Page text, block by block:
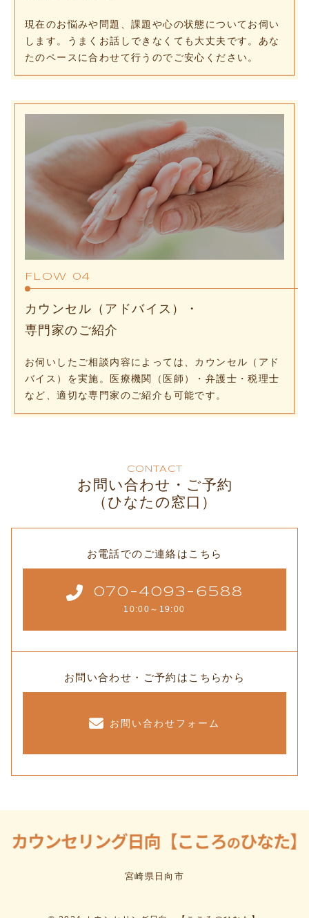
現在のお悩みや問題、課題や心の状態についてお伺い
します。うまくお話しできなくても大丈夫です。あな
たのペースに合わせて行うのでご安心ください。
FLOW 04
カウンセル（アドバイス）・
専門家のご紹介
お伺いしたご相談内容によっては、カウンセル（アド
バイス）を実施。医療機関（医師）・弁護士・税理士
など、適切な専門家のご紹介も可能です。
CONTACT
お問い合わせ・ご予約
（ひなたの窓口）
お電話でのご連絡はこちら
070-4093-6588
10:00～19:00
お問い合わせ・ご予約はこちらから
お問い合わせフォーム
宮崎県日向市